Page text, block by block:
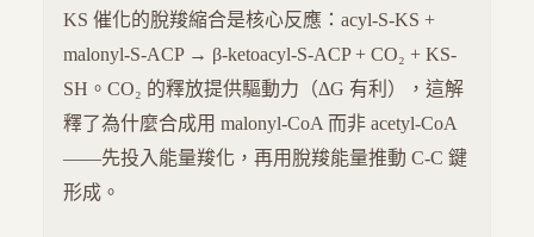
KS 催化的脫羧縮合是核心反應：acyl-S-KS +
malonyl-S-ACP → β-ketoacyl-S-ACP + CO₂ + KS-
SH。CO₂ 的釋放提供驅動力（ΔG 有利），這解
釋了為什麼合成用 malonyl-CoA 而非 acetyl-CoA
——先投入能量羧化，再用脫羧能量推動 C-C 鍵
形成。